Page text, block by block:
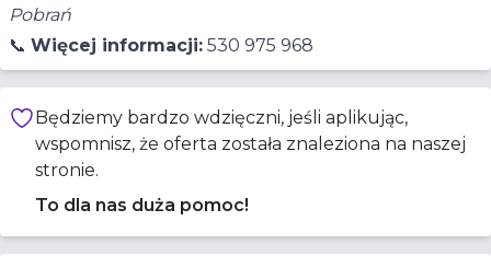
Pobrań
📞 Więcej informacji: 530 975 968
Będziemy bardzo wdzięczni, jeśli aplikując,
wspomnisz, że oferta została znaleziona na naszej
stronie.
To dla nas duża pomoc!